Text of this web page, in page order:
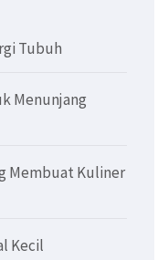
Tubuh
Menunjang
Membuat Kuliner
Kecil